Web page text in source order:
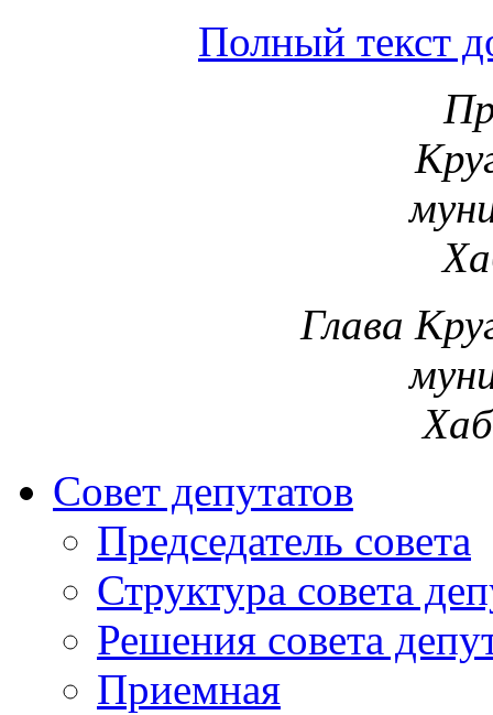
Полный текст
Глава
Совет депутатов
Председатель совета
Структура совета
Решения совета
Приемная